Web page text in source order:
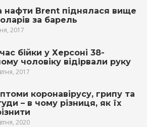
нафти Brent піднялася вище
за барель
2017
бiйки у Херсоні 38-
чоловіку відipвали руку
2017
коронавірусу, грипу та
– в чому різниця, як їх
2020